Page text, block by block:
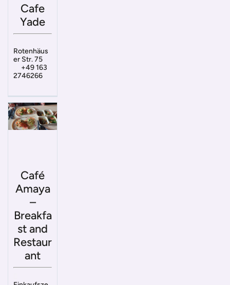
Cafe
Yade
Rotenhäus
er Str. 75
+49 163
2746266
Café
Amaya
–
Breakfa
st and
Restaur
ant